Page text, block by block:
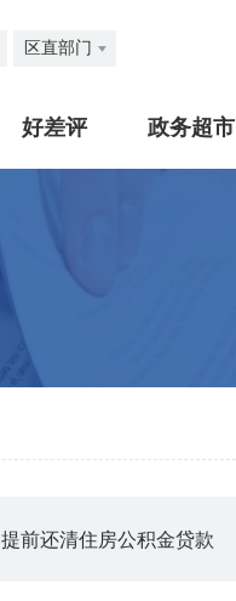
区直部门
好差评 政务超市
提前还清住房公积金贷款